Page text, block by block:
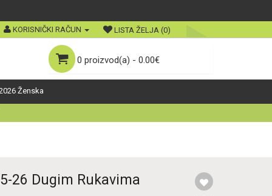
KORISNIČKI RAČUN LISTA ŽELJA (0)
0 proizvod(a) - 0.00€
Ženska
26 Dugim Rukavima